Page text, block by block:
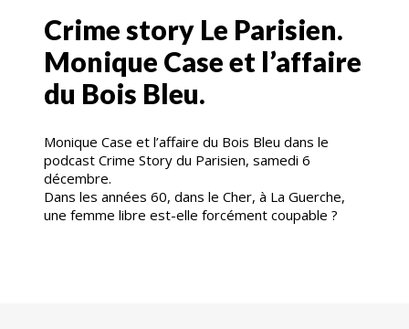
Crime story Le Parisien.
Monique Case et l’affaire
du Bois Bleu.
Monique Case et l’affaire du Bois Bleu dans le
podcast Crime Story du Parisien, samedi 6
décembre.
Dans les années 60, dans le Cher, à La Guerche,
une femme libre est-elle forcément coupable ?